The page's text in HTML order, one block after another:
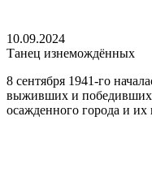
10.09.2024
Танец изнемождённых
8 сентября 1941-го
выживших и победивших
осажденного города и их